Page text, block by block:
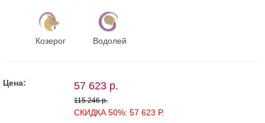
Козерог Водолей
Цена: 57 623 р.
115 246 р.
СКИДКА 50%: 57 623 Р.